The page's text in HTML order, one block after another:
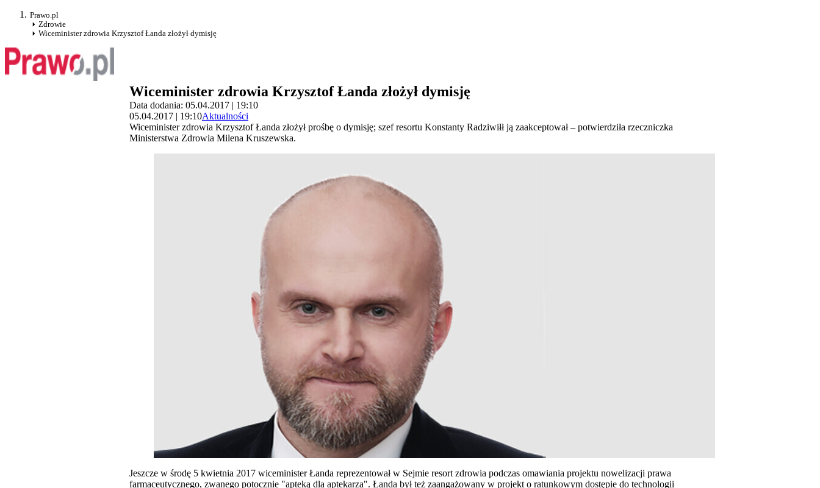
Prawo.pl
Zdrowie
Wiceminister zdrowia Krzysztof Łanda złożył dymisję
Wiceminister zdrowia Krzysztof Łanda złożył dymisję
Data dodania: 05.04.2017 | 19:10
05.04.2017 | 19:10Aktualności
Wiceminister zdrowia Krzysztof Łanda złożył prośbę o dymisję; szef resortu Konstanty Radziwiłł ją zaakceptował – potwierdziła rzeczniczka
Ministerstwa Zdrowia Milena Kruszewska.
Jeszcze w środę 5 kwietnia 2017 wiceminister Łanda reprezentował w Sejmie resort zdrowia podczas omawiania projektu nowelizacji prawa
farmaceutycznego, zwanego potocznie "apteką dla aptekarza". Łanda był też zaangażowany w projekt o ratunkowym dostępie do technologii